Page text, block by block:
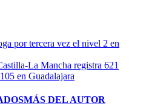
por tercera vez el nivel 2 en
La Mancha registra 621
en Guadalajara
MÁS DEL AUTOR